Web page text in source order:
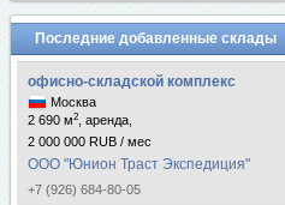
Последние добавленные склады
офисно-складской комплекс
Москва
2 690 м2
, аренда,
2 000 000 RUB / мес
ООО "Юнион Траст Экспедиция"
+7 (926) 684-80-05